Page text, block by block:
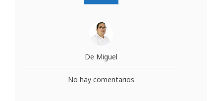
De Miguel
No hay comentarios